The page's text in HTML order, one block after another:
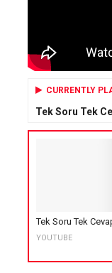
CURRENTLY
Tek Soru Tek
Tek Soru Tek
YOUTUBE